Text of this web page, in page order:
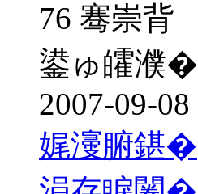
76 骞崇背
鍙ゅ皬濮�
2007-09-08
娓濅腑鍖�